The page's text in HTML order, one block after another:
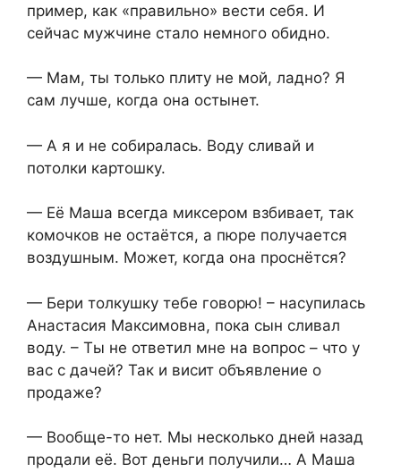
пример, как «правильно» вести себя. И
сейчас мужчине стало немного обидно.
— Мам, ты только плиту не мой, ладно? Я
сам лучше, когда она остынет.
— А я и не собиралась. Воду сливай и
потолки картошку.
— Её Маша всегда миксером взбивает, так
комочков не остаётся, а пюре получается
воздушным. Может, когда она проснётся?
— Бери толкушку тебе говорю! – насупилась
Анастасия Максимовна, пока сын сливал
воду. – Ты не ответил мне на вопрос – что у
вас с дачей? Так и висит объявление о
продаже?
— Вообще-то нет. Мы несколько дней назад
продали её. Вот деньги получили… А Маша